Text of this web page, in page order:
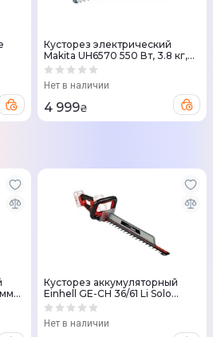
и
Кусторез электрический
Makita UH6570 550 Вт, 3.8 кг,
650 мм (UH6570)
Нет в наличии
4 999₴
Кусторез аккумуляторный
Einhell GE-CH 36/61 Li Solo
610мм без АКБ и ЗУ (3410965)
Нет в наличии